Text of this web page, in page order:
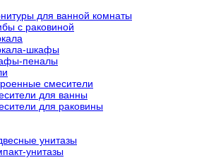
для ванной комнаты
с раковиной
шкафы
пеналы
смесители
для ванны
для раковины
унитазы
унитазы